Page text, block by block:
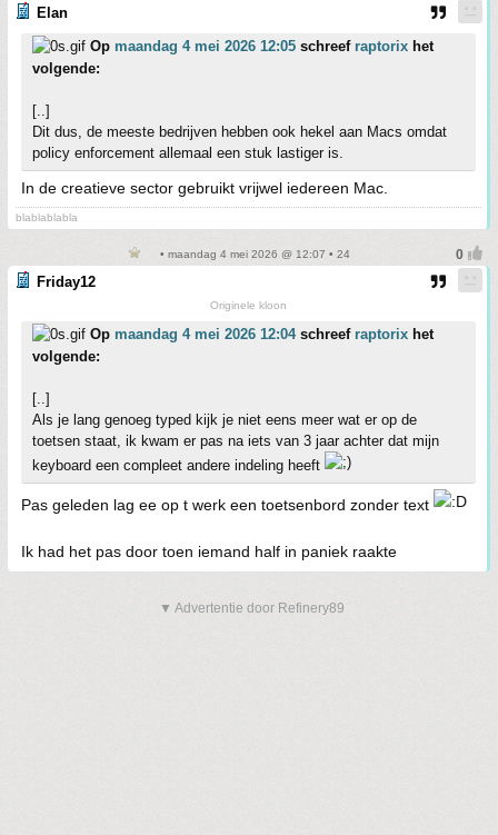
Elan
Op maandag 4 mei 2026 12:05 schreef raptorix het
volgende:
[..]
Dit dus, de meeste bedrijven hebben ook hekel aan Macs omdat
policy enforcement allemaal een stuk lastiger is.
In de creatieve sector gebruikt vrijwel iedereen Mac.
blablablabla
• maandag 4 mei 2026 @ 12:07 • 24
Friday12
Originele kloon
Op maandag 4 mei 2026 12:04schreef raptorix het
volgende:
[..]
Als je lang genoeg typed kijk je niet eens meer wat er op de
toetsen staat, ik kwam er pas na iets van 3 jaar achter dat mijn
keyboard een compleet andere indeling heeft
Pas geleden lag ee op t werk een toetsenbord zonder text
Ik had het pas door toen iemand half in paniek raakte
▼ Advertentie door Refinery89